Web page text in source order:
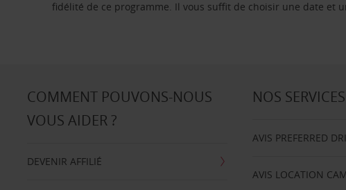
fidélité de ce programme. Il vous suffit de choisir une date et
COMMENT POUVONS-NOUS
VOUS AIDER ?
DEVENIR AFFILIÉ
NOS SERVICES
AVIS PREFERRED
AVIS LOCATION